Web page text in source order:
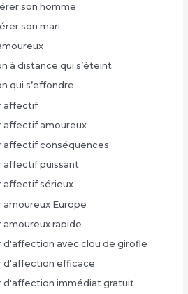
son homme
son mari
à distance qui s’éteint
qui s’effondre
affectif
affectif amoureux
affectif conséquences
affectif puissant
affectif sérieux
amoureux Europe
amoureux rapide
d'affection avec clou de girofle
d'affection efficace
d'affection immédiat gratuit